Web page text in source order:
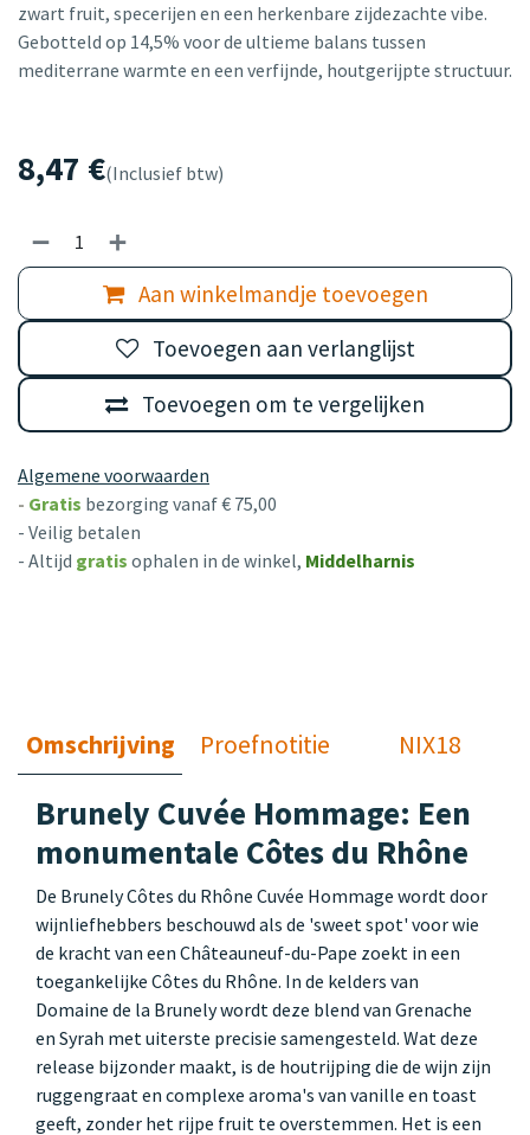
zwart fruit, specerijen en een herkenbare zijdezachte vibe.
Gebotteld op 14,5% voor de ultieme balans tussen
mediterrane warmte en een verfijnde, houtgerijpte structuur.
8,47 €(Inclusief btw)
Aan winkelmandje toevoegen
Toevoegen om te vergelijken
Toevoegen aan verlanglijst
Algemene voorwaarden
- Gratis bezorging vanaf € 75,00
- Veilig betalen
- Altijd gratis ophalen in de winkel, Middelharnis
Omschrijving Proefnotitie NIX18
Brunely Cuvée Hommage: Een
monumentale Côtes du Rhône
De Brunely Côtes du Rhône Cuvée Hommage wordt door
wijnliefhebbers beschouwd als de 'sweet spot' voor wie
de kracht van een Châteauneuf-du-Pape zoekt in een
toegankelijke Côtes du Rhône. In de kelders van
Domaine de la Brunely wordt deze blend van Grenache
en Syrah met uiterste precisie samengesteld. Wat deze
release bijzonder maakt, is de houtrijping die de wijn zijn
ruggengraat en complexe aroma's van vanille en toast
geeft, zonder het rijpe fruit te overstemmen. Het is een